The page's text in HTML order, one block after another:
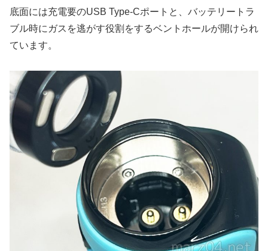
底面には充電要のUSB Type-Cポートと、バッテリートラ
ブル時にガスを逃がす役割をするベントホールが開けられ
ています。